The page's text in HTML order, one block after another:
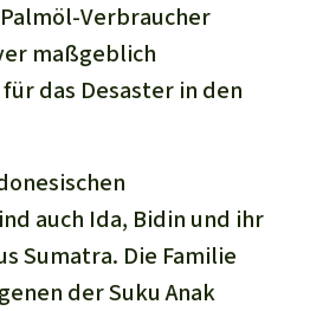
Fleisch und Soja
Landraub
Staudämme
Verbraucher
maßgeblich
das Desaster in den
auch Ida, Bidin und ihr
Sumatra. Die Familie
der Suku Anak